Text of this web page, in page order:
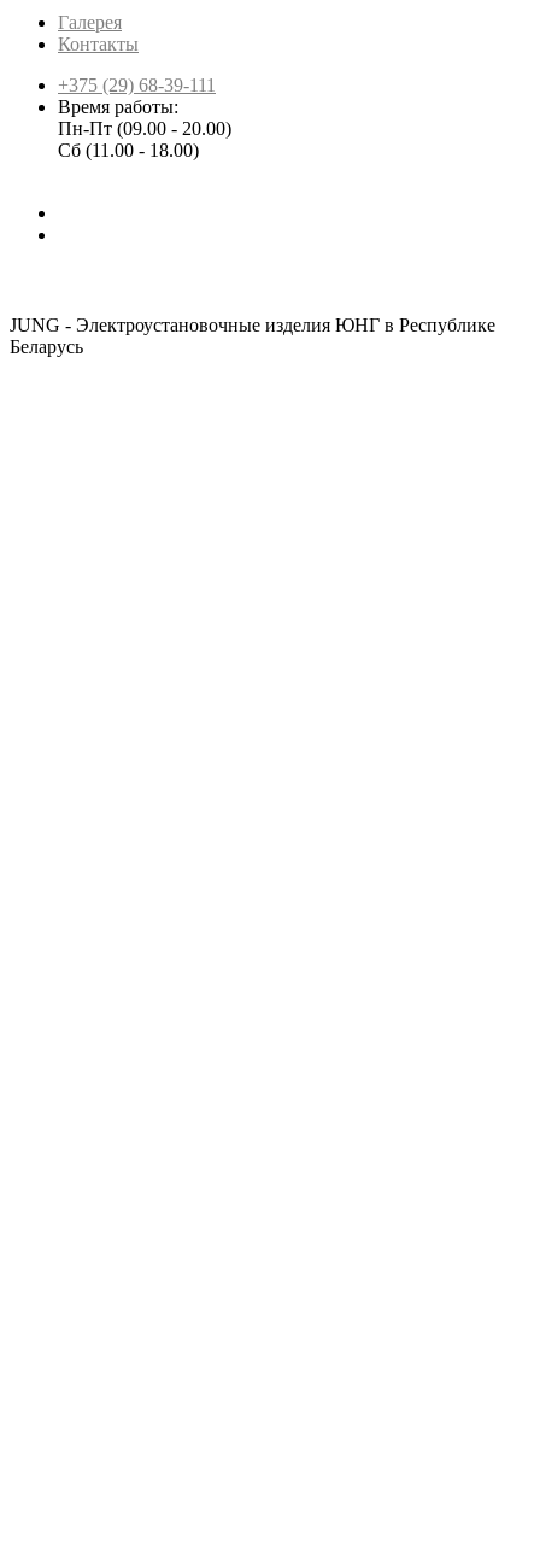
Галерея
Контакты
+375 (29) 68-39-111
Время работы:
Пн-Пт (09.00 - 20.00)
Сб (11.00 - 18.00)
JUNG - Электроустановочные изделия ЮНГ в Республике
Беларусь